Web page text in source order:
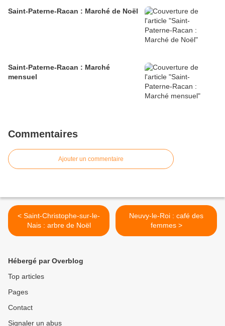
Saint-Paterne-Racan : Marché de Noël
Saint-Paterne-Racan : Marché
mensuel
Commentaires
Ajouter un commentaire
< Saint-Christophe-sur-le-
Nais : arbre de Noël
Neuvy-le-Roi : café des
femmes >
Hébergé par Overblog
Top articles
Pages
Contact
Signaler un abus